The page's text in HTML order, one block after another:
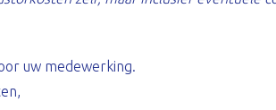
uw medewerking.